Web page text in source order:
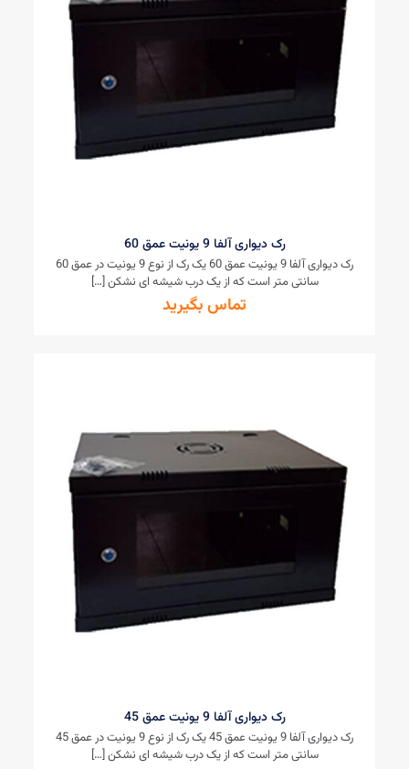
رک دیواری آلفا 9 یونیت عمق 60
رک دیواری آلفا 9 یونیت عمق 60 یک رک از نوع 9 یونیت در عمق 60
سانتی متر است که از یک درب شیشه ای نشکن[…]
تماس بگیرید
رک دیواری آلفا 9 یونیت عمق 45
رک دیواری آلفا 9 یونیت عمق 45 یک رک از نوع 9 یونیت در عمق 45
سانتی متر است که از یک درب شیشه ای نشکن[…]